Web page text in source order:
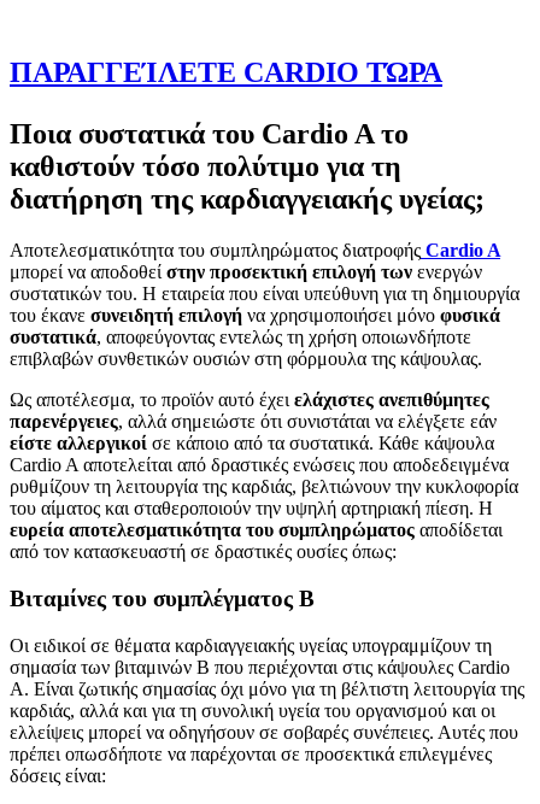
ΠΑΡΑΓΓΕΊΛΕΤΕ CARDIO ΤΏΡΑ
Ποια συστατικά του Cardio A το
καθιστούν τόσο πολύτιμο για τη
διατήρηση της καρδιαγγειακής υγείας;
Αποτελεσματικότητα του συμπληρώματος διατροφής Cardio A
μπορεί να αποδοθεί στην προσεκτική επιλογή των ενεργών
συστατικών του. Η εταιρεία που είναι υπεύθυνη για τη δημιουργία
του έκανε συνειδητή επιλογή να χρησιμοποιήσει μόνο φυσικά
συστατικά, αποφεύγοντας εντελώς τη χρήση οποιωνδήποτε
επιβλαβών συνθετικών ουσιών στη φόρμουλα της κάψουλας.
Ως αποτέλεσμα, το προϊόν αυτό έχει ελάχιστες ανεπιθύμητες
παρενέργειες, αλλά σημειώστε ότι συνιστάται να ελέγξετε εάν
είστε αλλεργικοί σε κάποιο από τα συστατικά. Κάθε κάψουλα
Cardio A αποτελείται από δραστικές ενώσεις που αποδεδειγμένα
ρυθμίζουν τη λειτουργία της καρδιάς, βελτιώνουν την κυκλοφορία
του αίματος και σταθεροποιούν την υψηλή αρτηριακή πίεση. Η
ευρεία αποτελεσματικότητα του συμπληρώματος αποδίδεται
από τον κατασκευαστή σε δραστικές ουσίες όπως:
Βιταμίνες του συμπλέγματος Β
Οι ειδικοί σε θέματα καρδιαγγειακής υγείας υπογραμμίζουν τη
σημασία των βιταμινών Β που περιέχονται στις κάψουλες Cardio
A. Είναι ζωτικής σημασίας όχι μόνο για τη βέλτιστη λειτουργία της
καρδιάς, αλλά και για τη συνολική υγεία του οργανισμού και οι
ελλείψεις μπορεί να οδηγήσουν σε σοβαρές συνέπειες. Αυτές που
πρέπει οπωσδήποτε να παρέχονται σε προσεκτικά επιλεγμένες
δόσεις είναι: